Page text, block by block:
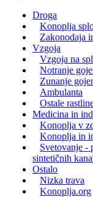
Droga
Konoplja
Zakonodaja
Vzgoja
Vzgoja na
Notranje
Zunanje
Ambulanta
Ostale
Medicina in
Konoplja v
Konoplja in
Svetovanje -
sintetičnih
Ostalo
Nizka trava
Konoplja.org